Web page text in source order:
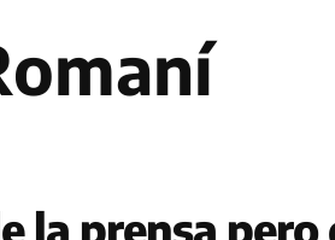
la prensa pero